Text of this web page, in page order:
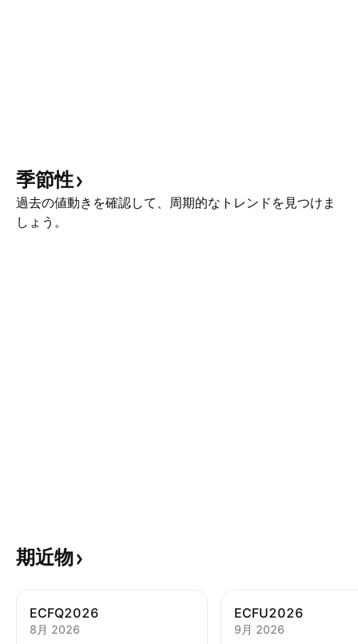
季節性
過去の値動きを確認して、周期的なトレンドを見つけま
しょう。
期近物
ECFQ2026
8月 2026
ECFU2026
9月 2026